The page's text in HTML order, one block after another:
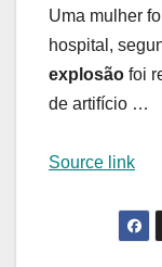
Uma mulher
hospital,
explosão foi
de artifício …
Source link